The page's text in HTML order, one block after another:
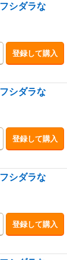
シダラな
登録して購入
シダラな
登録して購入
シダラな
登録して購入